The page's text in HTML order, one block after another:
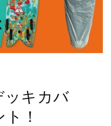
ッキカバ
！